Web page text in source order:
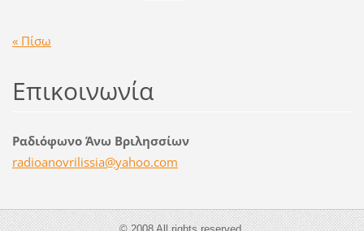
« Πίσω
Επικοινωνία
Ραδιόφωνο Άνω Βριλησσίων
radioanovrilissia@yahoo.com